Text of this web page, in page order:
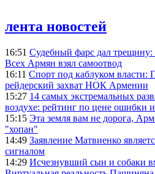
лента новостей
16:51 Судебный фарс дал трещину:
Всех Армян взял самоотвод
16:11 Спорт под каблуком власти:
рейдерский захват НОК Армении
15:27 14 самых экстремальных
воздухе: рейтинг по цене ошибки
15:15 Эта земля вам не дорога,
"хопан"
14:49 Заявление Матвиенко
сигналом
14:29 Исчезнувший сын и собаки